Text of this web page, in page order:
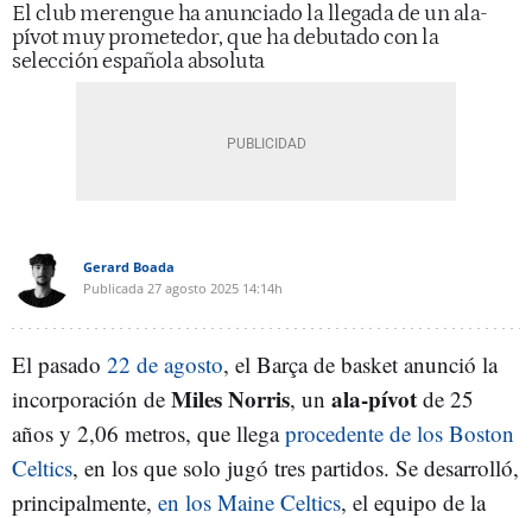
El club merengue ha anunciado la llegada de un ala-
pívot muy prometedor, que ha debutado con la
selección española absoluta
Gerard Boada
Publicada 27 agosto 2025 14:14h
El pasado 22 de agosto, el Barça de basket anunció la
incorporación de Miles Norris, un ala-pívot de 25
años y 2,06 metros, que llegaprocedente de los Boston
Celtics, en los que solo jugó tres partidos. Se desarrolló,
principalmente, en los Maine Celtics, el equipo de la